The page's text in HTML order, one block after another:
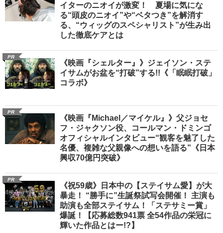
イターのニオイが激変！ 夏場に気にな
る“頭皮のニオイ”や“ベタつき”を解消す
る、“ウィッグのスペシャリスト”が生み出
した徹底ケアとは
PR
《映画『シェルター』》ジェイソン・ステ
イサムがお盆を“打破”する!!《「眠眠打破」
コラボ》
PR
《映画『Michael／マイケル』》父ジョセ
フ・ジャクソン役、コールマン・ドミンゴ
オフィシャルインタビュー“観客を魅了した
名優、複雑な父親像への想いを語る”《日本
興収70億円突破》
PR
《祝59歳》日本中の【ステイサム愛】が大
暴走！ “勝手に”生誕祭試写会開催！ 主演も
助演も全部ステイサム！「ステサミー賞」
爆誕！【応募総数941票 全54作品の栄冠に
輝いた作品とはー!?】